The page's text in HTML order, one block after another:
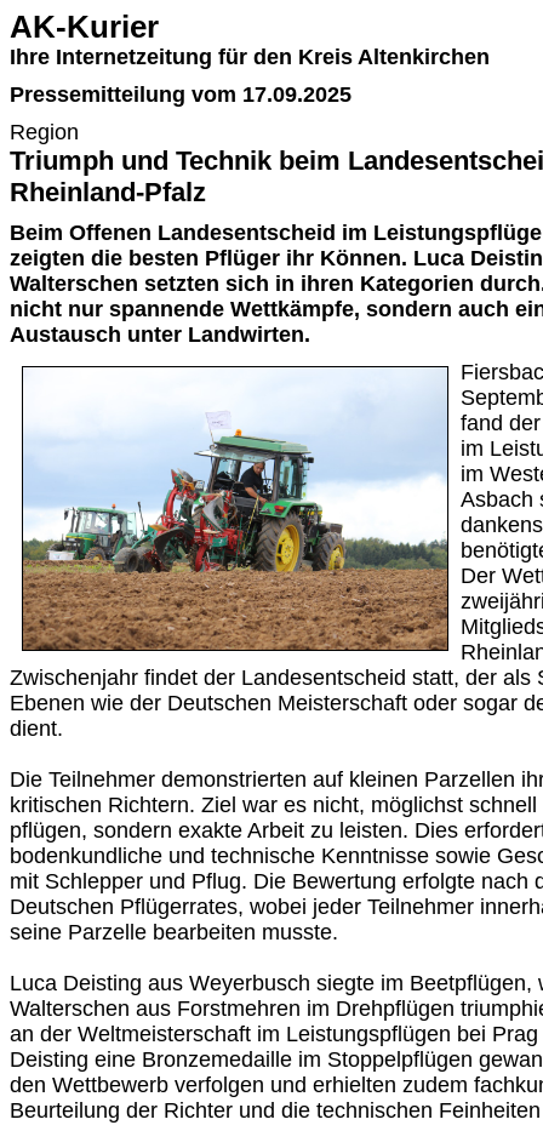
AK-Kurier
Ihre Internetzeitung für den Kreis Altenkirchen
Pressemitteilung vom 17.09.2025
Region
Triumph und Technik beim
Rheinland-Pfalz
Beim Offenen Landesentscheid im
zeigten die besten Pflüger ihr Können. Luca
Walterschen setzten sich in ihren Kategorien
nicht nur spannende Wettkämpfe, sondern auch
Austausch unter Landwirten.
fand
im
im
Asbach
Der
Zwischenjahr findet der Landesentscheid statt, der als
Ebenen wie der Deutschen Meisterschaft oder sogar
dient.
Die Teilnehmer demonstrierten auf kleinen Parzellen
kritischen Richtern. Ziel war es nicht, möglichst
pflügen, sondern exakte Arbeit zu leisten. Dies
bodenkundliche und technische Kenntnisse sowie
mit Schlepper und Pflug. Die Bewertung erfolgte nach
Deutschen Pflügerrates, wobei jeder Teilnehmer
seine Parzelle bearbeiten musste.
Luca Deisting aus Weyerbusch siegte im Beetpflügen,
Walterschen aus Forstmehren im Drehpflügen
an der Weltmeisterschaft im Leistungspflügen bei
Deisting eine Bronzemedaille im Stoppelpflügen
den Wettbewerb verfolgen und erhielten zudem
Beurteilung der Richter und die technischen